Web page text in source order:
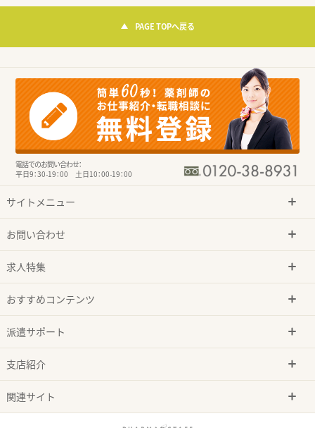
PAGE TOPへ戻る
電話でのお問い合わせ：
平日9：30-19：00 土日10：00-19：00
サイトメニュー
お問い合わせ
求人特集
おすすめコンテンツ
派遣サポート
支店紹介
関連サイト